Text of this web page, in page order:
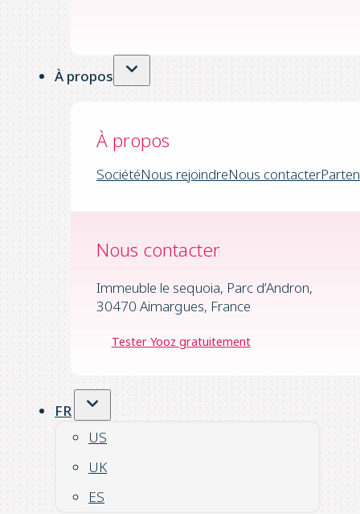
À propos
À propos
SociétéNous rejoindreNous contacter
Nous contacter
Immeuble le sequoia, Parc d’Andron,
30470 Aimargues, France
Tester Yooz gratuitement
FR
US
UK
ES